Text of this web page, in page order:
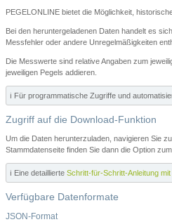
PEGELONLINE bietet die Möglichkeit,
Bei den heruntergeladenen Daten handelt es
Messfehler oder andere Unregelmäßigkeiten
Die Messwerte sind relative Angaben zum
jeweiligen Pegels addieren.
ℹ️ Für programmatische Zugriffe und
Zugriff auf die Download-Funktion
Um die Daten herunterzuladen, navigieren Sie
Stammdatenseite finden Sie dann die Option
ℹ️ Eine detaillierte Schritt-für-Schritt-Anleitung
Verfügbare Datenformate
JSON-Format